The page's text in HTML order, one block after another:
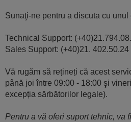
Sunaţi-ne pentru a discuta cu
Technical Support:
Sales Support: (+40)21. 402.50.24
Vă rugăm să rețineți că acest
până joi între 09:00 - 18:00 şi
excepția sărbătorilor legale).
Pentru a vă oferi suport tehnic, va